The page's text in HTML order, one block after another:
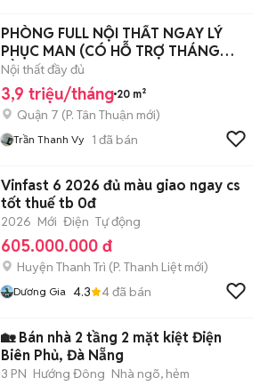
PHÒNG FULL NỘI THẤT NGAY LÝ
PHỤC MAN (CÓ HỖ TRỢ THÁNG
ĐẦU)
Nội thất đầy đủ
3,9 triệu/tháng 20 m²
Quận 7 (P. Tân Thuận mới)
Trần Thanh Vy 1 đã bán
Vinfast 6 2026 đủ màu giao ngay cs
tốt thuế tb 0đ
2026 Mới Điện Tự động
605.000.000 đ
Huyện Thanh Trì (P. Thanh Liệt mới)
Dương Gia 4.3 4đã bán
🏡 Bán nhà 2 tầng 2 mặt kiệt Điện
Biên Phủ, Đà Nẵng
3 PN Hướng Đông Nhà ngõ, hẻm